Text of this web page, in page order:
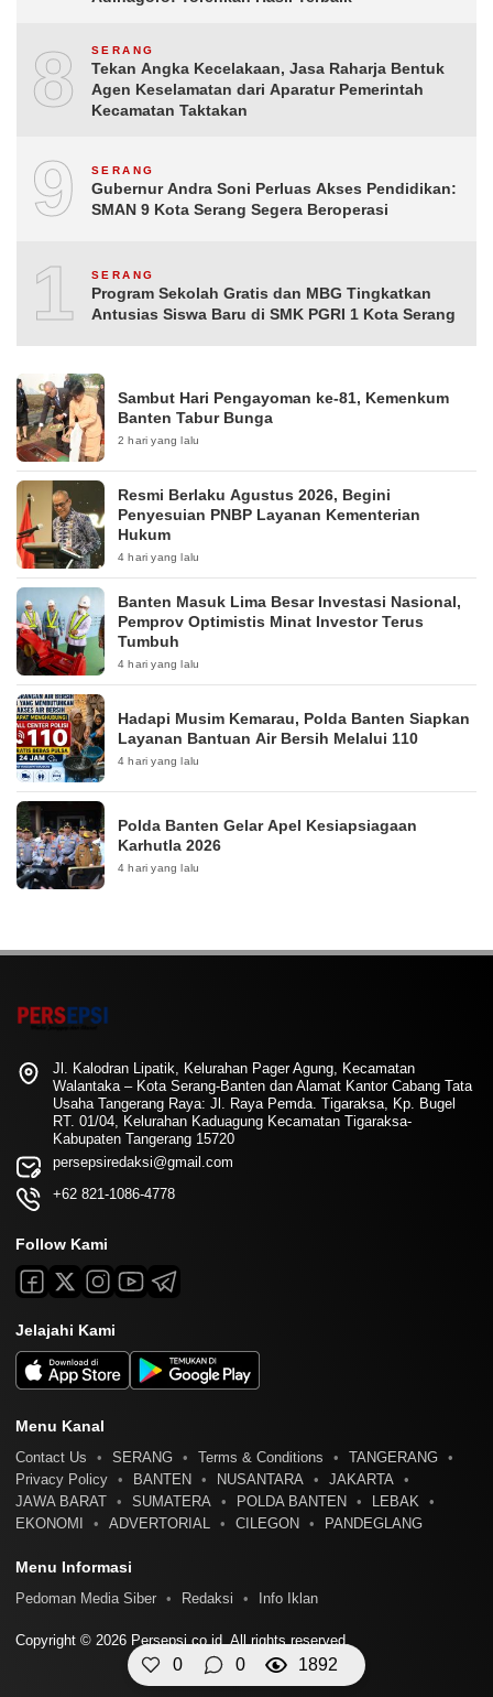
0 0 1892
8 SERANG
Tekan Angka Kecelakaan, Jasa Raharja Bentuk
Agen Keselamatan dari Aparatur Pemerintah
Kecamatan Taktakan
9 SERANG
Gubernur Andra Soni Perluas Akses Pendidikan:
SMAN 9 Kota Serang Segera Beroperasi
10SERANG
Program Sekolah Gratis dan MBG Tingkatkan
Antusias Siswa Baru di SMK PGRI 1 Kota Serang
Sambut Hari Pengayoman ke-81, Kemenkum
Banten Tabur Bunga
2 hari yang lalu
Resmi Berlaku Agustus 2026, Begini
Penyesuian PNBP Layanan Kementerian
Hukum
4 hari yang lalu
Banten Masuk Lima Besar Investasi Nasional,
Pemprov Optimistis Minat Investor Terus
Tumbuh
4 hari yang lalu
Hadapi Musim Kemarau, Polda Banten Siapkan
Layanan Bantuan Air Bersih Melalui 110
4 hari yang lalu
Polda Banten Gelar Apel Kesiapsiagaan
Karhutla 2026
4 hari yang lalu
Jl. Kalodran Lipatik, Kelurahan Pager Agung, Kecamatan
Walantaka – Kota Serang-Banten dan Alamat Kantor Cabang Tata
Usaha Tangerang Raya: Jl. Raya Pemda. Tigaraksa, Kp. Bugel
RT. 01/04, Kelurahan Kaduagung Kecamatan Tigaraksa-
Kabupaten Tangerang 15720
persepsiredaksi@gmail.com
+62 821-1086-4778
Follow Kami
Jelajahi Kami
Menu Kanal
Contact Us SERANG Terms & Conditions
TANGERANG
Privacy Policy
BANTEN NUSANTARA
JAKARTA
JAWA BARAT
SUMATERA POLDA BANTEN
LEBAK
EKONOMI
ADVERTORIAL CILEGON PANDEGLANG
Menu Informasi
Pedoman Media Siber Redaksi Info Iklan
Copyright © 2026 Persepsi.co.id. All rights reserved.